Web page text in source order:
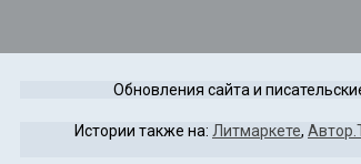
Обновления сайта и
Истории также на: Литмаркете,